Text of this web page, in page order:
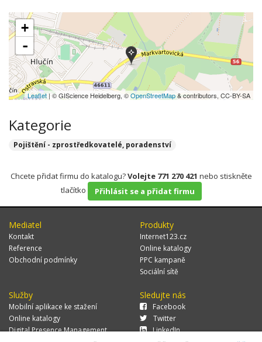
+
-
Leaflet | © GIScience Heidelberg, ©OpenStreetMap& contributors, CC-BY-SA
Kategorie
Pojištění - zprostředkovatelé, poradenství
Chcete přidat firmu do katalogu?Volejte 771 270 421 nebo stiskněte
tlačítko
Přihlásit se a přidat firmu
Mediatel
Kontakt
Reference
Obchodní podmínky
Produkty
Internet123.cz
Online katalogy
PPC kampaně
Sociální sítě
Služby
Mobilní aplikace ke stažení
Online katalogy
Digital Presence Management
Sledujte nás
Facebook
Twitter
LinkedIn